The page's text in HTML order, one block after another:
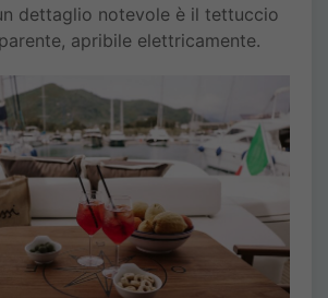
dettaglio notevole è il tettuccio
apribile elettricamente.